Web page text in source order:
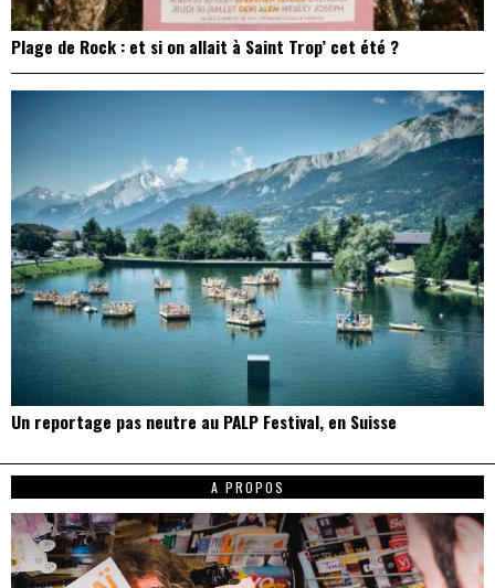
Plage de Rock : et si on allait à Saint Trop’ cet été ?
Un reportage pas neutre au PALP Festival, en Suisse
A PROPOS